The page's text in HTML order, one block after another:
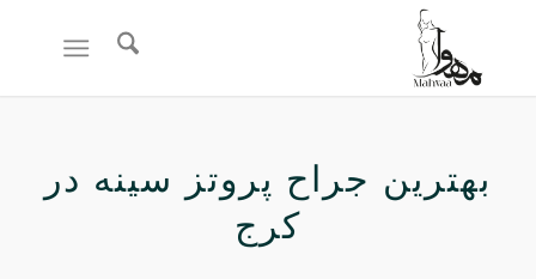
بهترین جراح پروتز سینه در
کرج